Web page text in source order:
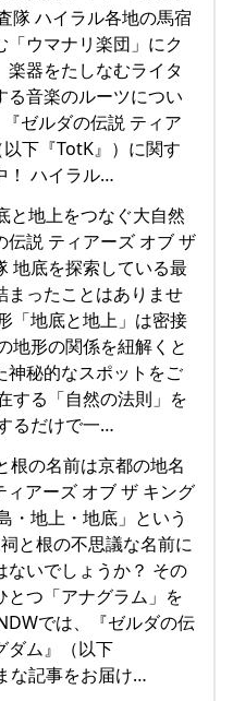
隊 ハイラル各地の馬宿
「ウマナリ楽団」にク
楽器をたしなむライタ
る音楽のルーツについ
ゼルダの伝説 ティア
下『TotK』）に関す
！ ハイラル…
と地上をつなぐ大自然
説 ティアーズ オブ ザ
地底を探索している最
まったことはありませ
「地底と地上」は密接
地形の関係を紐解くと
神秘的なスポットをご
する「自然の法則」を
るだけで一…
根の名前は京都の地名
ィアーズ オブ ザ キング
・地上・地底」という
と根の不思議な名前に
ないでしょうか？ その
とつ「アナグラム」を
では、『ゼルダの伝
ダム』（以下
な記事をお届け…